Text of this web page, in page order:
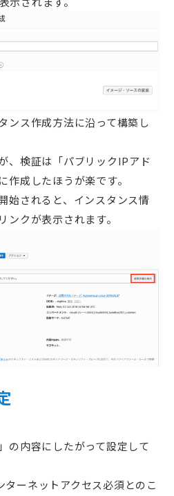
ンス作成方法に沿って構築し
、検証は「パブリックIPアド
作成したほうが楽です。
始されると、インスタンス情
ンクが表示されます。
の内容にしたがって設定して
ーネットアクセス必須とのこ